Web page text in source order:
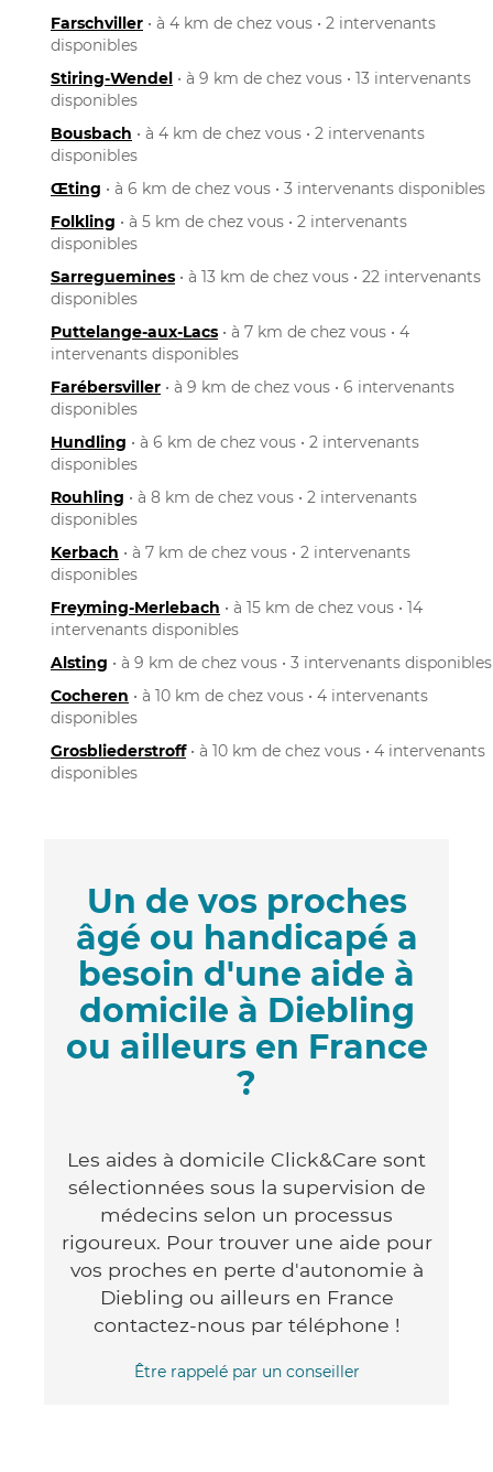
Farschviller • à 4 km de chez vous • 2 intervenants
disponibles
Stiring-Wendel • à 9 km de chez vous • 13 intervenants
disponibles
Bousbach • à 4 km de chez vous • 2 intervenants
disponibles
Œting • à 6 km de chez vous • 3 intervenants disponibles
Folkling • à 5 km de chez vous • 2 intervenants
disponibles
Sarreguemines • à 13 km de chez vous • 22 intervenants
disponibles
Puttelange-aux-Lacs • à 7 km de chez vous • 4
intervenants disponibles
Farébersviller • à 9 km de chez vous • 6 intervenants
disponibles
Hundling • à 6 km de chez vous • 2 intervenants
disponibles
Rouhling • à 8 km de chez vous • 2 intervenants
disponibles
Kerbach • à 7 km de chez vous • 2 intervenants
disponibles
Freyming-Merlebach • à 15 km de chez vous • 14
intervenants disponibles
Alsting • à 9 km de chez vous • 3 intervenants disponibles
Cocheren • à 10 km de chez vous • 4 intervenants
disponibles
Grosbliederstroff• à 10 km de chez vous • 4 intervenants
disponibles
Un de vos proches
âgé ou handicapé a
besoin d'une aide à
domicile à Diebling
ou ailleurs en France
?
Les aides à domicile Click&Care sont
sélectionnées sous la supervision de
médecins selon un processus
rigoureux. Pour trouver une aide pour
vos proches en perte d'autonomie à
Diebling ou ailleurs en France
contactez-nous par téléphone !
Être rappelé par un conseiller